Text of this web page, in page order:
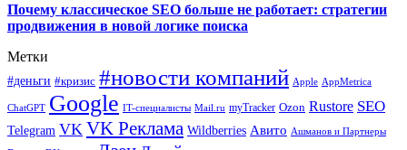
Почему классическое SEO больше не работает: стратегии
продвижения в новой логике поиска
Метки
#деньги #кризис #новости компаний Apple AppMetrica
ChatGPT Google IT-специалисты Mail.ru myTracker Ozon Rustore SEO
Telegram VK VK Реклама Wildberries Авито Ашманов и Партнеры